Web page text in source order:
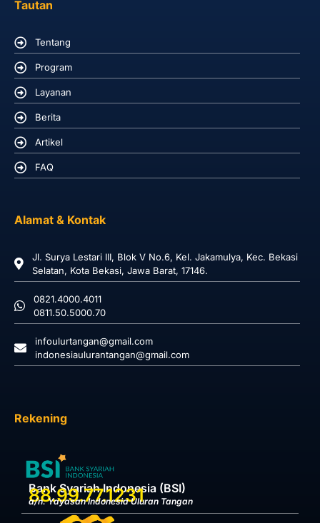
Tautan
Tentang
Program
Layanan
Berita
Artikel
FAQ
Alamat & Kontak
Jl. Surya Lestari III, Blok V No.6, Kel. Jakamulya, Kec. Bekasi
Selatan, Kota Bekasi, Jawa Barat, 17146.
0821.4000.4011
0811.50.5000.70
infoulurtangan@gmail.com
indonesiaulurantangan@gmail.com
Rekening
Bank Syariah Indonesia (BSI)
88.99.77.1231
a/n. Yayasan Indonesia Uluran Tangan